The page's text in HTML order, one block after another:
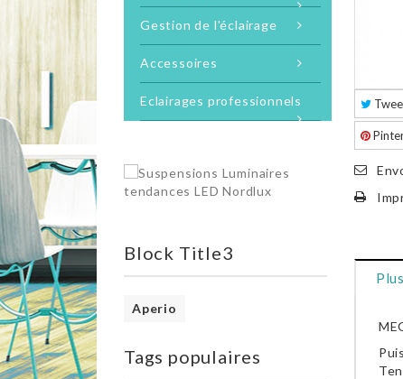
Gestion de l'éclairage
Accessoires
Eclairages professionnels
Block Title3
Aperio
Tags populaires